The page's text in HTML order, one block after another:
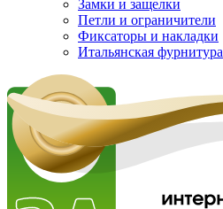
Замки и защелки
Петли и ограничители
Фиксаторы и накладки
Итальянская фурнитура